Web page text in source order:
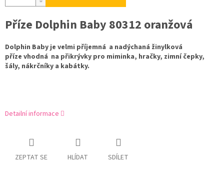
Příze Dolphin Baby 80312 oranžová
Dolphin Baby je velmi příjemná a nadýchaná žinylková
příze vhodná na přikrývky pro miminka, hračky, zimní čepky,
šály, nákrčníky a kabátky.
Detailní informace
ZEPTAT SE HLÍDAT SDÍLET